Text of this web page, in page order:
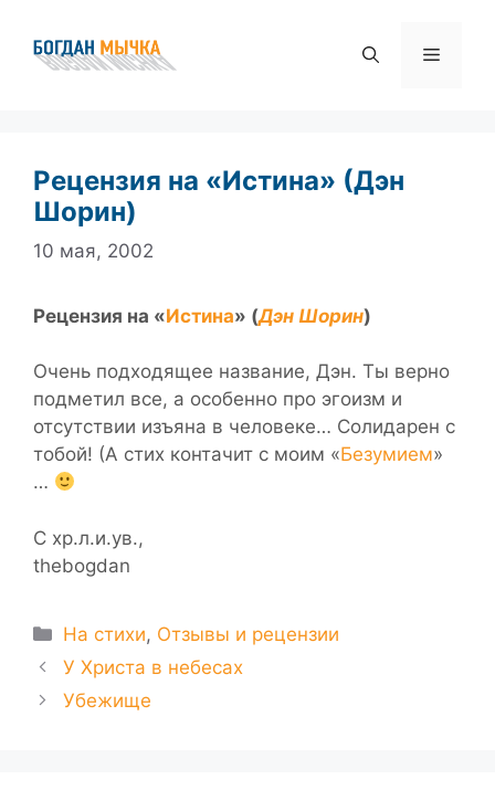
содержимому
Меню
Рецензия на «Истина» (Дэн
Шорин)
10 мая, 2002
Рецензия на «Истина» (Дэн Шорин)
Очень подходящее название, Дэн. Ты верно
подметил все, а особенно про эгоизм и
отсутствии изъяна в человеке… Солидарен с
тобой! (А стих контачит с моим «Безумием»
…
С хр.л.и.ув.,
thebogdan
Рубрики
На стихи, Отзывы и рецензии
У Христа в небесах
Убежище